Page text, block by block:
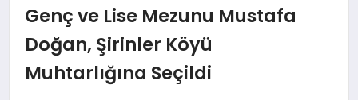
SIYASET
TEKNOLOJI
Genç ve Lise Mezunu Mustafa
Doğan, Şirinler Köyü
Muhtarlığına Seçildi